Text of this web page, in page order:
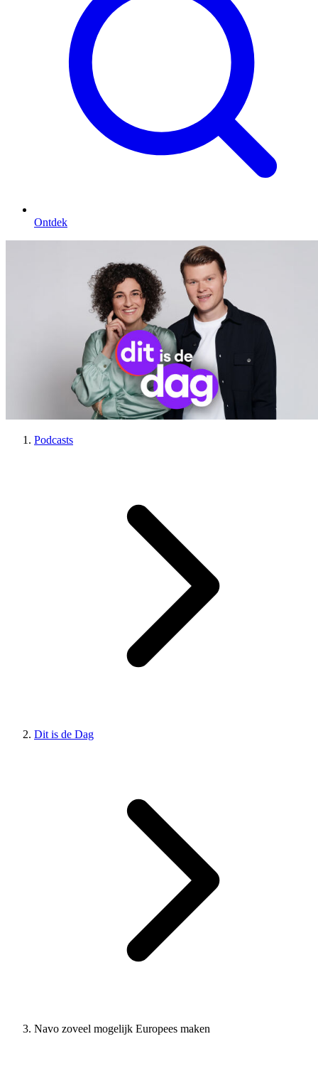
Ontdek
Podcasts
Dit is de Dag
Navo zoveel mogelijk Europees maken